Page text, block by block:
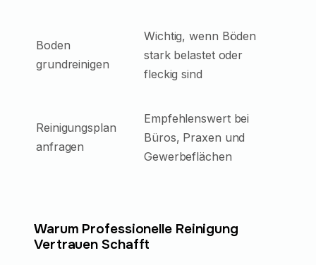
Boden
grundreinigen
Wichtig, wenn Böden
stark belastet oder
fleckig sind
Reinigungsplan
anfragen
Empfehlenswert bei
Büros, Praxen und
Gewerbeflächen
Warum Professionelle Reinigung
Vertrauen Schafft